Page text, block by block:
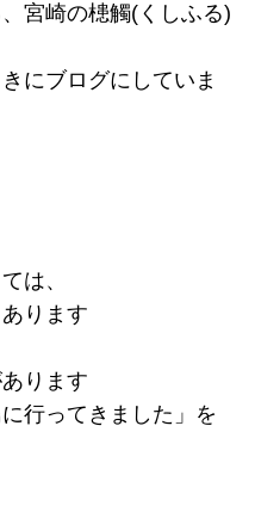
宮崎の槵觸(くしふる)
にブログにしていま
は、
ります
ります
行ってきました」を